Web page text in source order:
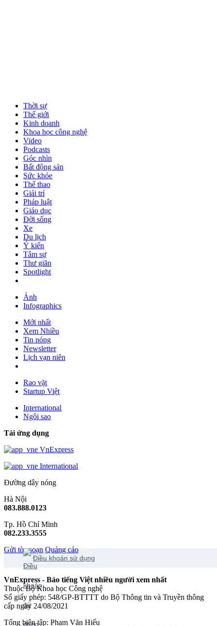
Thời sự
Thế giới
Kinh doanh
Khoa học công nghệ
Video
Podcasts
Góc nhìn
Bất động sản
Sức khỏe
Thể thao
Giải trí
Pháp luật
Giáo dục
Đời sống
Xe
Du lịch
Ý kiến
Tâm sự
Thư giãn
Spotlight
Ảnh
Infographics
Mới nhất
Xem Nhiều
Tin nóng
Newsletter
Lịch vạn niên
Rao vặt
Startup Việt
International
Ngôi sao
Tải ứng dụng
VnExpress
International
Đường dây nóng
Hà Nội
083.888.0123
Tp. Hồ Chí Minh
082.233.3555
Gửi tòa soạn Quảng cáo
Điều khoản sử dụng
VnExpress - Báo tiếng Việt nhiều người xem nhất
Thuộc Bộ Khoa học Công nghệ
Số giấy phép: 548/GP-BTTTT do Bộ Thông tin và Truyền thông
cấp ngày 24/08/2021
Tổng biên tập: Phạm Văn Hiếu